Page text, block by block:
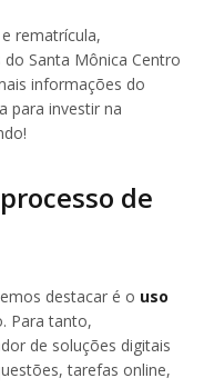
rematrícula,
Santa Mônica Centro
informações do
para investir na
de
destacar é o uso
Para tanto,
de soluções digitais
tarefas online,